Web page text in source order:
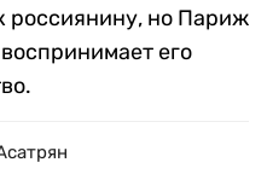
россиянину, но Париж
его